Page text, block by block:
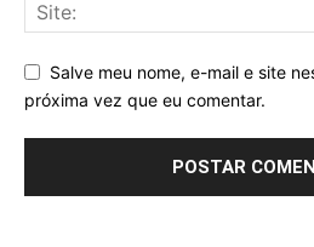
Salve meu nome, e-mail e site
próxima vez que eu comentar.